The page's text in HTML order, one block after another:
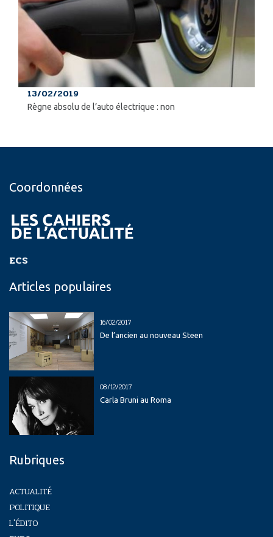
13/02/2019
Règne absolu de l’auto électrique : non
Coordonnées
ECS
Articles populaires
16/02/2017
De l’ancien au nouveau Steen
08/12/2017
Carla Bruni au Roma
Rubriques
ACTUALITÉ
POLITIQUE
L'ÉDITO